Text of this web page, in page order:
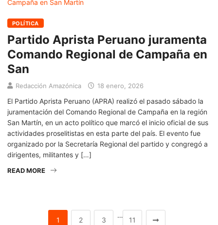
POLÍTICA
Partido Aprista Peruano juramenta
Comando Regional de Campaña en
San
Redacción Amazónica 18 enero, 2026
El Partido Aprista Peruano (APRA) realizó el pasado sábado la
juramentación del Comando Regional de Campaña en la región
San Martín, en un acto político que marcó el inicio oficial de sus
actividades proselitistas en esta parte del país. El evento fue
organizado por la Secretaría Regional del partido y congregó a
dirigentes, militantes y […]
READ MORE
1 2 3
…
11